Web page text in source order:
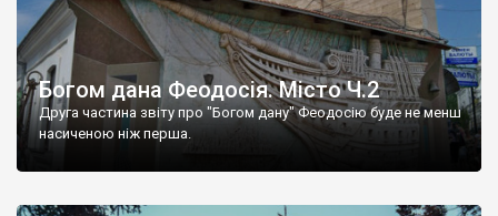
Богом дана Феодосія. Місто Ч.2
Друга частина звіту про "Богом дану" Феодосію буде не менш
насиченою ніж перша.